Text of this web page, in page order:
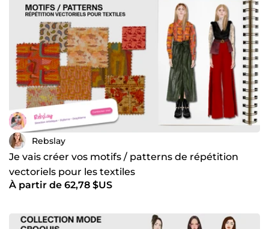
360° qui vous aide à gagner du temps tout en affirmant
votre univers de marque. 📍Je travaille 100 % à distance et
je reste réactive pour m’adapter à vos besoins, quelle que
soit la taille de votre projet.
Rebslay
Je vais créer vos motifs / patterns de répétition
vectoriels pour les textiles
À partir de 62,78 $US